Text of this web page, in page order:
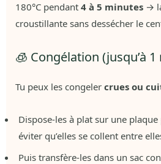
180°C pendant 4 à 5 minutes →
croustillante sans dessécher le
🧊 Congélation (jusqu’à
Tu peux les congeler crues ou
Dispose-les à plat sur une
éviter qu’elles se collent entre
Puis transfère-les dans un sac